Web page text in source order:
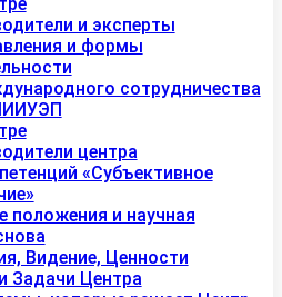
и эксперты
и формы
сотрудничества
центра
«Субъективное
положения и научная
Видение, Ценности
Задачи Центра